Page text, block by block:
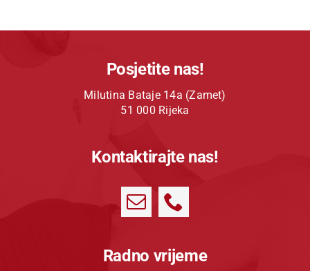
Posjetite nas!
Milutina Bataje 14a (Zamet)
51 000 Rijeka
Kontaktirajte nas!
Radno vrijeme